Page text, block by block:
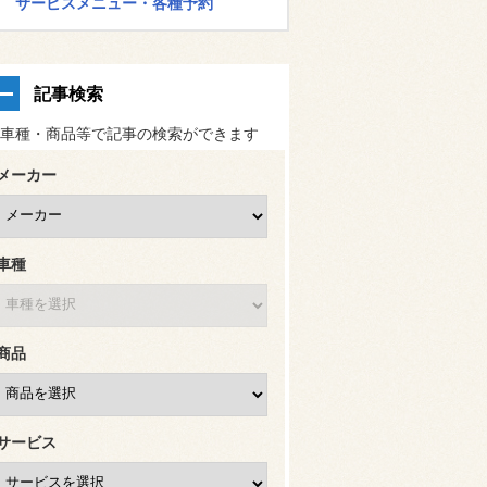
記事検索
種・商品等で記事の検索ができます
ーカー
種
品
ービス